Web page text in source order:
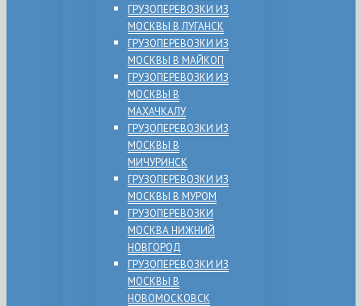
ГРУЗОПЕРЕВОЗКИ ИЗ
МОСКВЫ В ЛУГАНСК
ГРУЗОПЕРЕВОЗКИ ИЗ
МОСКВЫ В МАЙКОП
ГРУЗОПЕРЕВОЗКИ ИЗ
МОСКВЫ В
МАХАЧКАЛУ
ГРУЗОПЕРЕВОЗКИ ИЗ
МОСКВЫ В
МИЧУРИНСК
ГРУЗОПЕРЕВОЗКИ ИЗ
МОСКВЫ В МУРОМ
ГРУЗОПЕРЕВОЗКИ
МОСКВА НИЖНИЙ
НОВГОРОД
ГРУЗОПЕРЕВОЗКИ ИЗ
МОСКВЫ В
НОВОМОСКОВСК